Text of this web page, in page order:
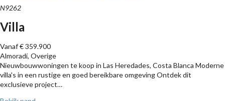
N9262
Villa
Vanaf € 359.900
Almoradí, Overige
Nieuwbouwwoningen te koop in Las Heredades, Costa Blanca Moderne
villa's in een rustige en goed bereikbare omgeving Ontdek dit
exclusieve project…